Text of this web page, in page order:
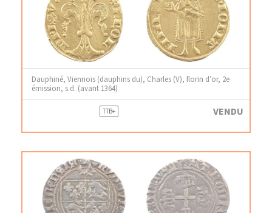
Dauphiné, Viennois (dauphins du), Charles (V), florin d’or, 2e
émission, s.d. (avant 1364)
TTB+ VENDU